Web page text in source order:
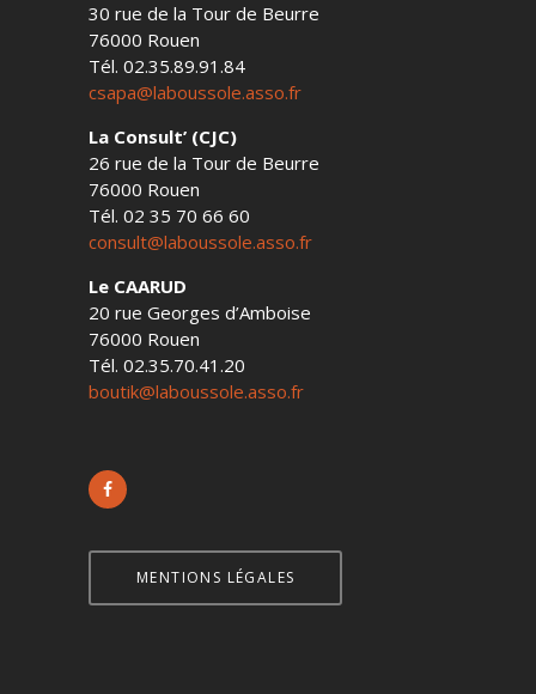
30 rue de la Tour de Beurre
76000 Rouen
Tél. 02.35.89.91.84
csapa@laboussole.asso.fr
La Consult’ (CJC)
26 rue de la Tour de Beurre
76000 Rouen
Tél. 02 35 70 66 60
consult@laboussole.asso.fr
Le CAARUD
20 rue Georges d’Amboise
76000 Rouen
Tél. 02.35.70.41.20
boutik@laboussole.asso.fr
MENTIONS LÉGALES